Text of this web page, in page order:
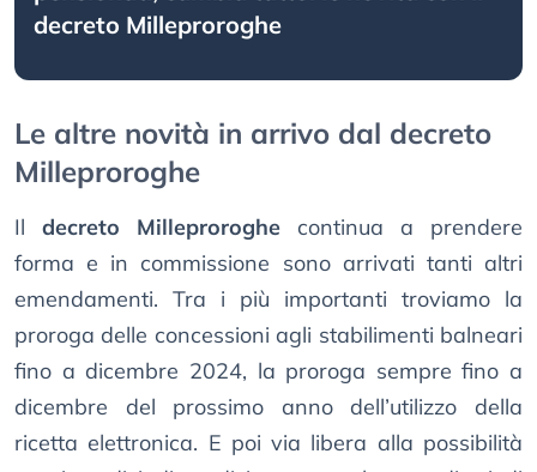
decreto Milleproroghe
Le altre novità in arrivo dal decreto
Milleproroghe
Il decreto Milleproroghe continua a prendere
forma e in commissione sono arrivati tanti altri
emendamenti. Tra i più importanti troviamo la
proroga delle concessioni agli stabilimenti balneari
fino a dicembre 2024, la proroga sempre fino a
dicembre del prossimo anno dell’utilizzo della
ricetta elettronica. E poi via libera alla possibilità